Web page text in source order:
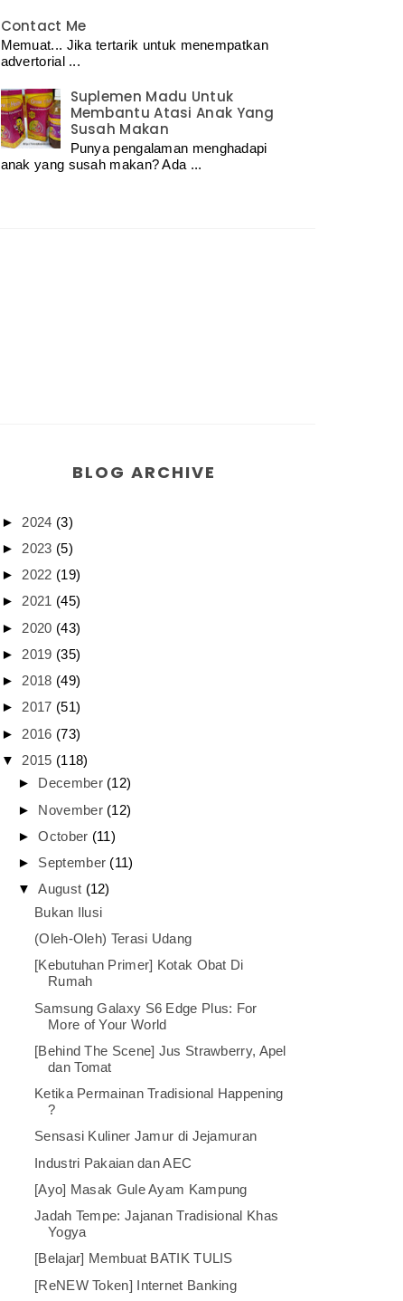
Contact Me
Memuat... Jika tertarik untuk menempatkan
advertorial ...
Suplemen Madu Untuk
Membantu Atasi Anak Yang
Susah Makan
Punya pengalaman menghadapi
anak yang susah makan? Ada ...
BLOG ARCHIVE
► 2024 (3)
► 2023 (5)
► 2022 (19)
►2021 (45)
► 2020 (43)
► 2019 (35)
► 2018 (49)
►2017 (51)
► 2016 (73)
▼ 2015 (118)
► December (12)
► November (12)
►October (11)
► September (11)
▼August (12)
Bukan Ilusi
(Oleh-Oleh) Terasi Udang
[Kebutuhan Primer] Kotak Obat Di
Rumah
Samsung Galaxy S6 Edge Plus: For
More of Your World
[Behind The Scene] Jus Strawberry, Apel
dan Tomat
Ketika Permainan Tradisional Happening
?
Sensasi Kuliner Jamur di Jejamuran
Industri Pakaian dan AEC
[Ayo] Masak Gule Ayam Kampung
Jadah Tempe: Jajanan Tradisional Khas
Yogya
[Belajar] Membuat BATIK TULIS
[ReNEW Token] Internet Banking